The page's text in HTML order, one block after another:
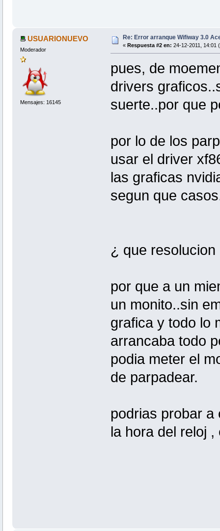
USUARIONUEVO
Moderador
Mensajes: 16145
Re: Error arranque Wifiway 3.0
« Respuesta #2 en: 24-12-2011, 14:01
pues, de
drivers
suerte..por que
por lo de los
usar el driver
las graficas
segun que
¿ que
por que a un
un monito..sin
grafica y todo lo
arrancaba todo
podia meter el
de parpadear.
podrias probar a
la hora del reloj